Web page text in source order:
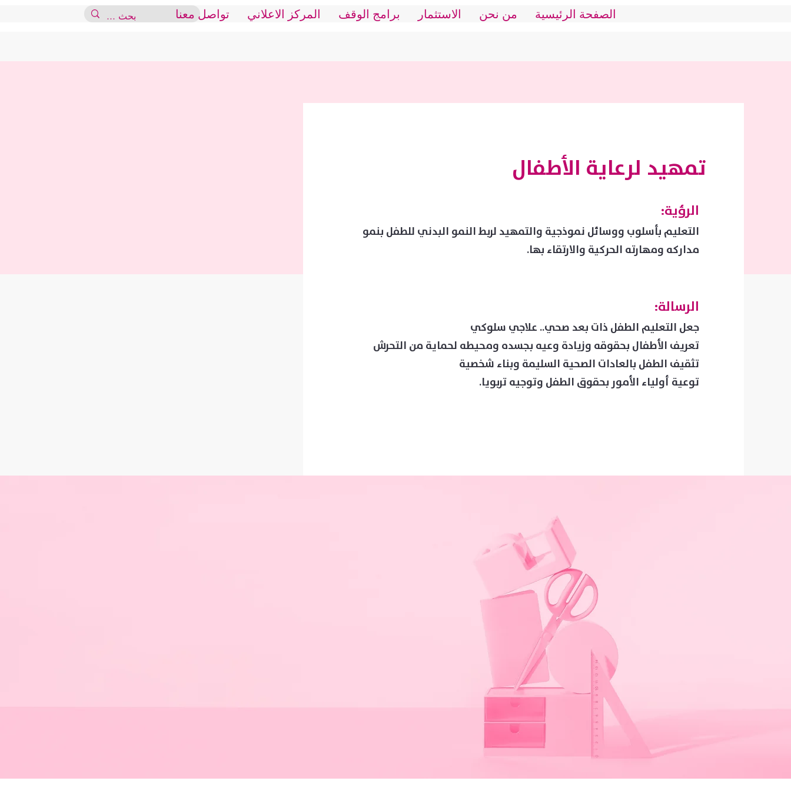
تواصل معنا المركز الاعلاني برامج الوقف الاستثمار من نحن الصفحة الرئيسية
تمهيد لرعاية الأطفال
الرؤية:
التعليم بأسلوب ووسائل نموذجية والتمهيد لربط النمو البدني للطفل بنمو
مداركه ومهارته الحركية والارتقاء بها.
الرسالة:
جعل التعليم الطفل ذات بعد صحي.. علاجي سلوكي
تعريف الأطفال بحقوقه وزيادة وعيه بجسده ومحيطه لحماية من التحرش
تثقيف الطفل بالعادات الصحية السليمة وبناء شخصية
توعية أولياء الأمور بحقوق الطفل وتوجيه تربويا.